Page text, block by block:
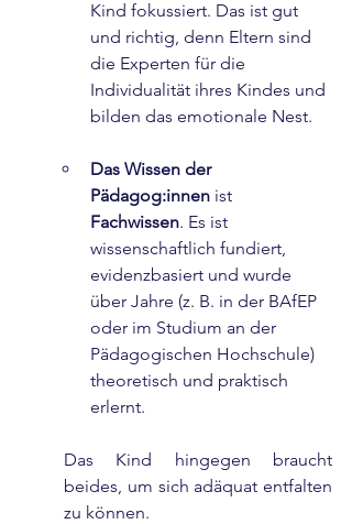
Kind fokussiert. Das ist gut
und richtig, denn Eltern sind
die Experten für die
Individualität ihres Kindes und
bilden das emotionale Nest.
Das Wissen der
Pädagog:innen ist
Fachwissen. Es ist
wissenschaftlich fundiert,
evidenzbasiert und wurde
über Jahre (z. B. in der BAfEP
oder im Studium an der
Pädagogischen Hochschule)
theoretisch und praktisch
erlernt.
Das Kind hingegen braucht
beides, um sich adäquat entfalten
zu können.